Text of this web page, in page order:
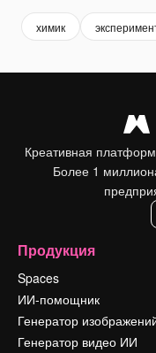
химик
Креативная
Более 1
Продукция
Spaces
ИИ-помощник
Генератор
Генератор видео ИИ